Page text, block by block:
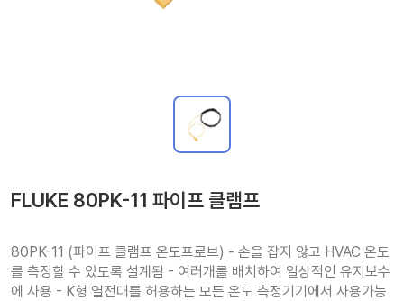
FLUKE 80PK-11 파이프 클램프
80PK-11 (파이프 클램프 온도프로브) - 손을 잡지 않고 HVAC 온도
를 측정할 수 있도록 설계됨 - 여러개를 배치하여 일상적인 유지보수
에 사용 - K형 열전대를 허용하는 모든 온도 측정기기에서 사용가능